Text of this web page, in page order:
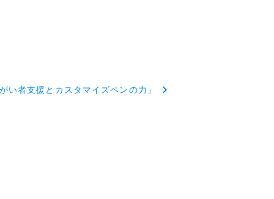
い者支援とカスタマイズペンの力」